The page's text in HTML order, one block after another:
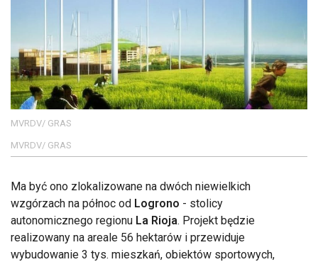
MVRDV/ GRAS
MVRDV/ GRAS
Ma być ono zlokalizowane na dwóch niewielkich
wzgórzach na północ od Logrono - stolicy
autonomicznego regionu La Rioja. Projekt będzie
realizowany na areale 56 hektarów i przewiduje
wybudowanie 3 tys. mieszkań, obiektów sportowych,